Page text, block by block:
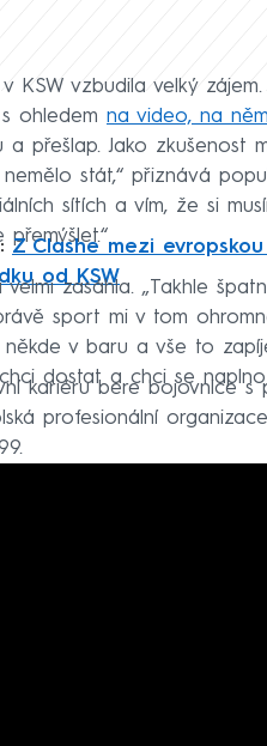
v KSW vzbudila velký
ohledem na video, na
a přešlap. Jako
stát,“ přiznává
sítích a vím, že si
Z Clashe mezi
od KSW
velmi zasáhla. „Takhle
sport mi v tom
někde v baru a vše to
dostat a chci se
kariéru bere bojovnice s
profesionální